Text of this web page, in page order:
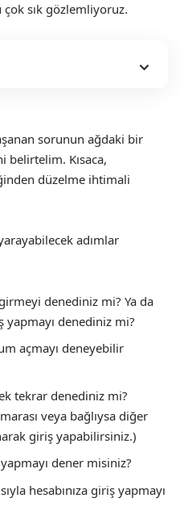
sık gözlemliyoruz.
sorunun ağdaki bir
belirtelim. Kısaca,
düzelme ihtimali
adımlar
denediniz mi? Ya da
yapmayı denediniz mi?
açmayı deneyebilir
tekrar denediniz mi?
veya bağlıysa diğer
giriş yapabilirsiniz.)
dener misiniz?
hesabınıza giriş yapmayı